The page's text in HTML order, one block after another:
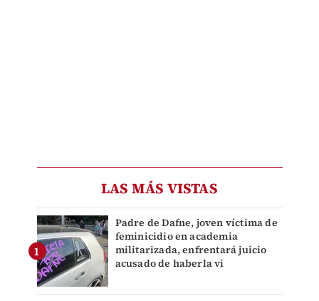
LAS MÁS VISTAS
Padre de Dafne, joven víctima de
feminicidio en academia
militarizada, enfrentará juicio
acusado de haberla vi